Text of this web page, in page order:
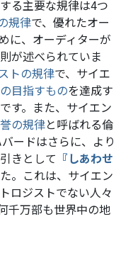
る主要な規律は4つ
規律で、優れたオー
に、オーディターが
が述べられていま
トの規律で、サイエ
目指すものを達成す
す。また、サイエン
の規律と呼ばれる倫
ードはさらに、より
きとして 『しあわせ
。これは、サイエン
ロジストでない人々
千万部も世界中の地